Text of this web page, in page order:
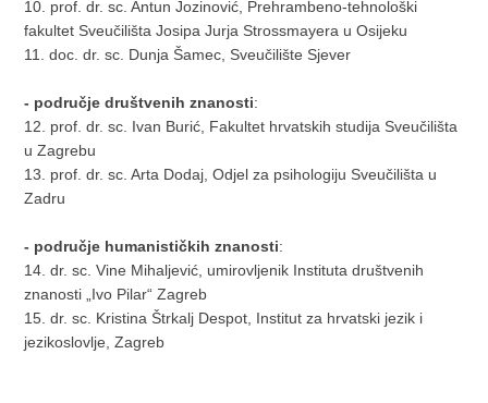
10. prof. dr. sc. Antun Jozinović, Prehrambeno-tehnološki
fakultet Sveučilišta Josipa Jurja Strossmayera u Osijeku
11. doc. dr. sc. Dunja Šamec, Sveučilište Sjever
- područje društvenih znanosti:
12. prof. dr. sc. Ivan Burić, Fakultet hrvatskih studija Sveučilišta
u Zagrebu
13. prof. dr. sc. Arta Dodaj, Odjel za psihologiju Sveučilišta u
Zadru
- područje humanističkih znanosti:
14. dr. sc. Vine Mihaljević, umirovljenik Instituta društvenih
znanosti „Ivo Pilar“ Zagreb
15. dr. sc. Kristina Štrkalj Despot, Institut za hrvatski jezik i
jezikoslovlje, Zagreb